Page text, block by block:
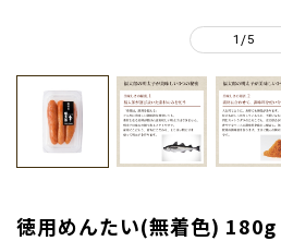
1 /5
徳用めんたい(無着色) 180g